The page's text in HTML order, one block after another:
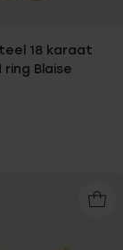
18 karaat
Blaise